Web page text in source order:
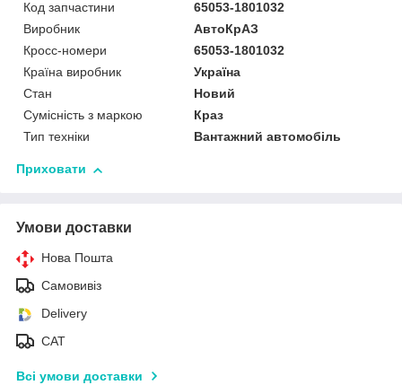
Код запчастини
65053-1801032
Виробник
АвтоКрАЗ
Кросс-номери
65053-1801032
Країна виробник
Україна
Стан
Новий
Сумісність з маркою
Краз
Тип техніки
Вантажний автомобіль
Приховати
Умови доставки
Нова Пошта
Самовивіз
Delivery
САТ
Всі умови доставки